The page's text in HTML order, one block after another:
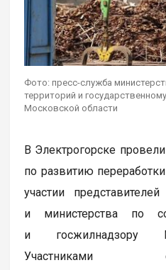
Фото: пресс-служба
территорий и
Московской области
В Электрогорске
по развитию
участии
и министерства по
и госжилнадзору